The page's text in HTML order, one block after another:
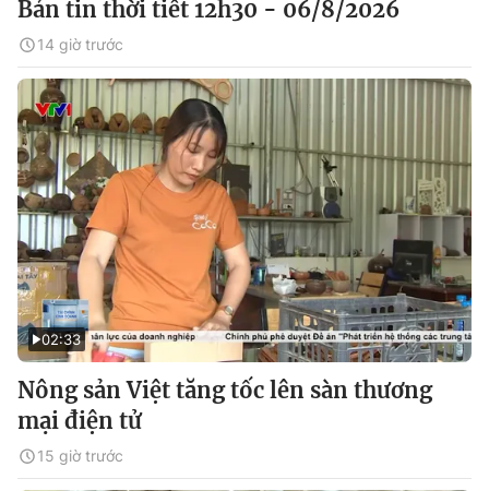
Bản tin thời tiết 12h30 - 06/8/2026
14 giờ trước
02:33
Nông sản Việt tăng tốc lên sàn thương
mại điện tử
15 giờ trước